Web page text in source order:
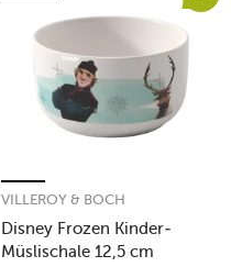
Disney Frozen Kinder-
Müslischale 12,5 cm
VILLEROY & BOCH